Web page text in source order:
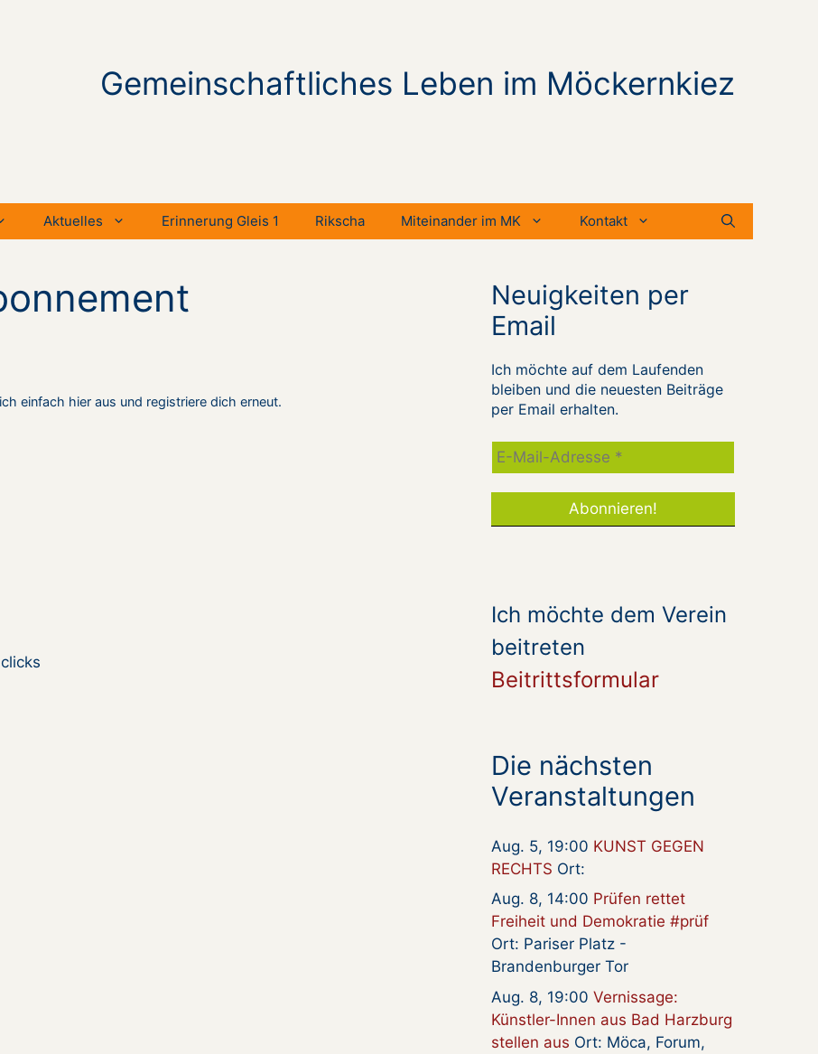
Gemeinschaftliches Leben im Möckernkiez
Aktuelles Erinnerung Gleis 1 Rikscha Miteinander im MK Kontakt
einfach hier aus und registriere dich erneut.
Neuigkeiten per
Email
Ich möchte auf dem Laufenden
bleiben und die neuesten Beiträge
per Email erhalten.
Ich möchte dem Verein
beitreten
Beitrittsformular
Die nächsten
Veranstaltungen
Aug. 5, 19:00 KUNST GEGEN
RECHTS Ort:
Aug. 8, 14:00 Prüfen rettet
Freiheit und Demokratie #prüf
Ort: Pariser Platz -
Brandenburger Tor
Aug. 8, 19:00 Vernissage:
Künstler-Innen aus Bad Harzburg
stellen aus Ort: Möca, Forum,